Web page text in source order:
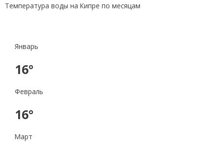
Температура воды на Кипре по месяцам
Январь
16°
Февраль
16°
Март